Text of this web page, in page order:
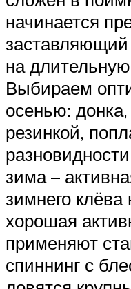
начинается
на
Выбираем
осенью:
резинкой,
зима –
зимнего
хорошая
применяют
спиннинг с